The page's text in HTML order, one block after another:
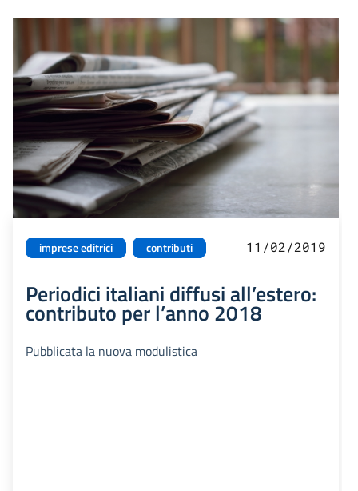
imprese editrici contributi 11/02/2019
Periodici italiani diffusi all’estero:
contributo per l’anno 2018
Pubblicata la nuova modulistica